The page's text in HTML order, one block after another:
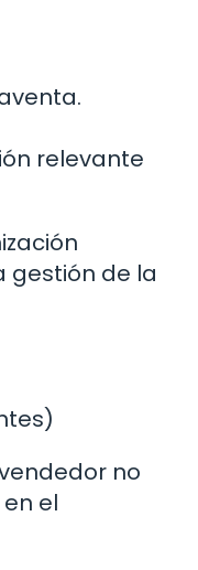
relevante
gestión de la
no
el